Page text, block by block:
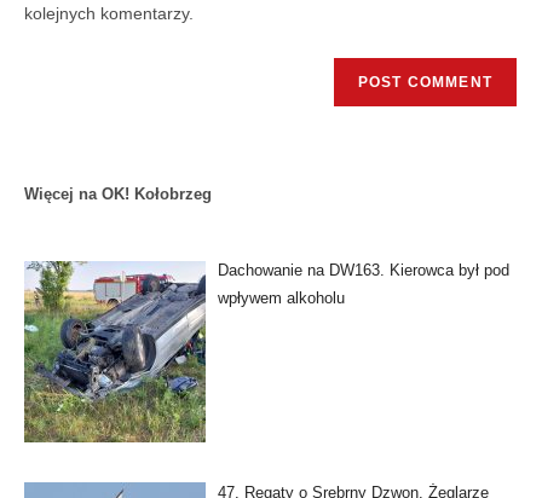
kolejnych komentarzy.
Więcej na OK! Kołobrzeg
Dachowanie na DW163. Kierowca był pod
wpływem alkoholu
47. Regaty o Srebrny Dzwon. Żeglarze